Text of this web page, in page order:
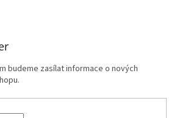
budeme zasílat informace o nových